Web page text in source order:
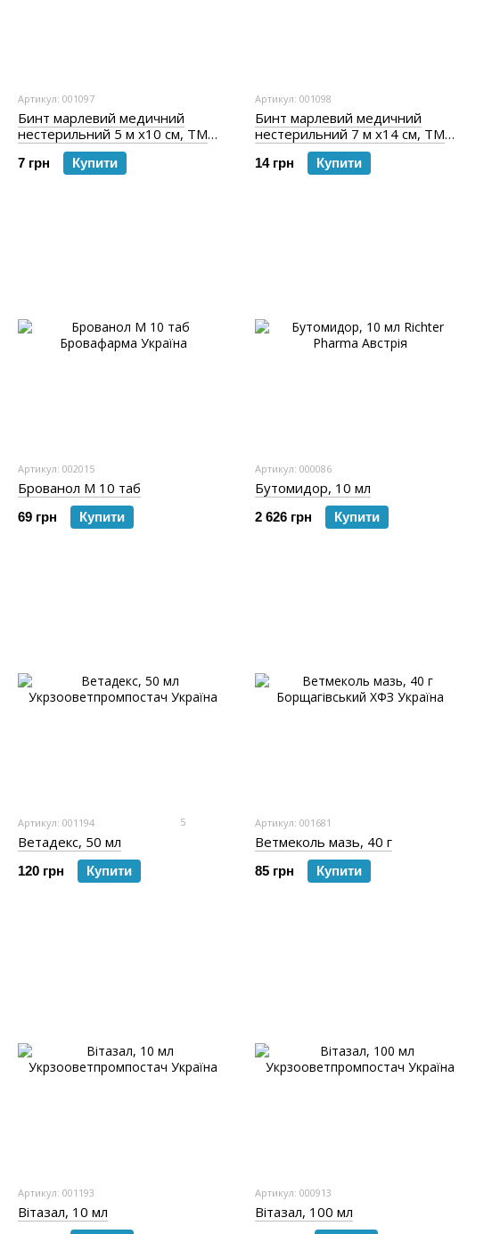
Артикул: 001097
Бинт марлевий медичний
нестерильний 5 м х10 см, ТМ
"Білосніжка"
7 грн Купити
Артикул: 001098
Бинт марлевий медичний
нестерильний 7 м х14 см, ТМ
"Білосніжка"
14 грн Купити
Артикул: 002015
Брованол М 10 таб
69 грн Купити
Артикул: 000086
Бутомидор, 10 мл
2 626 грн Купити
Артикул: 001194 5
Ветадекс, 50 мл
120 грн Купити
Артикул: 001681
Ветмеколь мазь, 40 г
85 грн Купити
Артикул: 001193
Вітазал, 10 мл
Артикул: 000913
Вітазал, 100 мл